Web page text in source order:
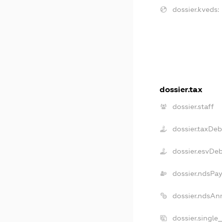
dossier.kveds:
dossier.tax
dossier.staff